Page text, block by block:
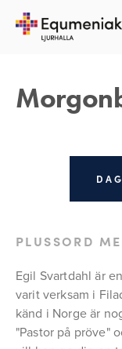
PLUSSORD
Egil Svartdahl är
varit verksam i
känd i Norge är
"Pastor på pröve"
13 APRIL 2022